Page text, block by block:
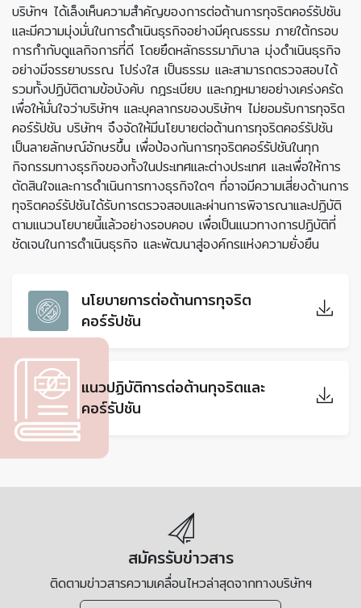
บริษัทฯ ได้เล็งเห็นความสำคัญของการต่อต้านการทุจริตคอร์รัปชัน
และมีความมุ่งมั่นในการดำเนินธุรกิจอย่างมีคุณธรรม ภายใต้กรอบ
การกำกับดูแลกิจการที่ดี โดยยึดหลักธรรมาภิบาล มุ่งดำเนินธุรกิจ
อย่างมีจรรยาบรรณ โปร่งใส เป็นธรรม และสามารถตรวจสอบได้
รวมทั้งปฏิบัติตามข้อบังคับ กฎระเบียบ และกฎหมายอย่างเคร่งครัด
เพื่อให้มั่นใจว่าบริษัทฯ และบุคลากรของบริษัทฯ ไม่ยอมรับการทุจริต
คอร์รัปชัน บริษัทฯ จึงจัดให้มีนโยบายต่อต้านการทุจริตคอร์รัปชัน
เป็นลายลักษณ์อักษรขึ้น เพื่อป้องกันการทุจริตคอร์รัปชันในทุก
กิจกรรมทางธุรกิจของทั้งในประเทศและต่างประเทศ และเพื่อให้การ
ตัดสินใจและการดำเนินการทางธุรกิจใดๆ ที่อาจมีความเสี่ยงด้านการ
ทุจริตคอร์รัปชันได้รับการตรวจสอบและผ่านการพิจารณาและปฏิบัติ
ตามแนวนโยบายนี้แล้วอย่างรอบคอบ เพื่อเป็นแนวทางการปฏิบัติที่
ชัดเจนในการดำเนินธุรกิจ และพัฒนาสู่องค์กรแห่งความยั่งยืน
นโยบายการต่อต้านการทุจริต
คอร์รัปชัน
แนวปฏิบัติการต่อต้านทุจริตและ
คอร์รัปชัน
สมัครรับข่าวสาร
ติดตามข่าวสารความเคลื่อนไหวล่าสุดจากทางบริษัทฯ